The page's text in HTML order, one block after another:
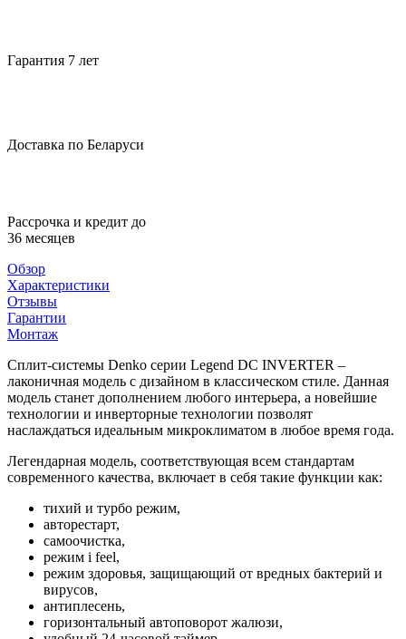
Гарантия 7 лет
Доставка по Беларуси
Рассрочка и кредит до
36 месяцев
Обзор
Характеристики
Отзывы
Гарантии
Монтаж
Сплит-системы Denko серии Legend DC INVERTER –
лаконичная модель с дизайном в классическом стиле. Данная
модель станет дополнением любого интерьера, а новейшие
технологии и инверторные технологии позволят
наслаждаться идеальным микроклиматом в любое время года.
Легендарная модель, соответствующая всем стандартам
современного качества, включает в себя такие функции как:
тихий и турбо режим,
авторестарт,
самоочистка,
режим i feel,
режим здоровья, защищающий от вредных бактерий и
вирусов,
антиплесень,
горизонтальный автоповорот жалюзи,